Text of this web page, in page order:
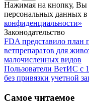
Нажимая на кнопку, Вы
персональных данных в
конфиденциальности»
Законодательство
FDA представило план
ветпрепаратов для
малочисленных видов
Пользователи ВетИС с
без привязки учетной
Самое читаемое